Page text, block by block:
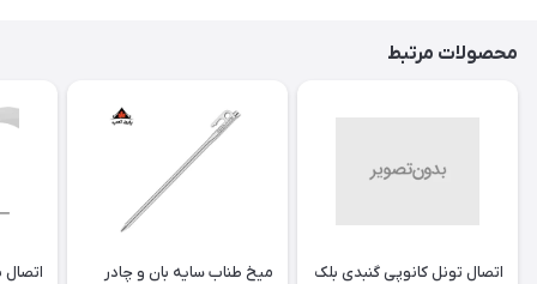
محصولات مرتبط
اتصال تونل کانوپی گنبدی بلک
میخ طناب سایه بان و چادر